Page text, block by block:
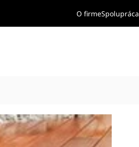
O firmeSpolupráca